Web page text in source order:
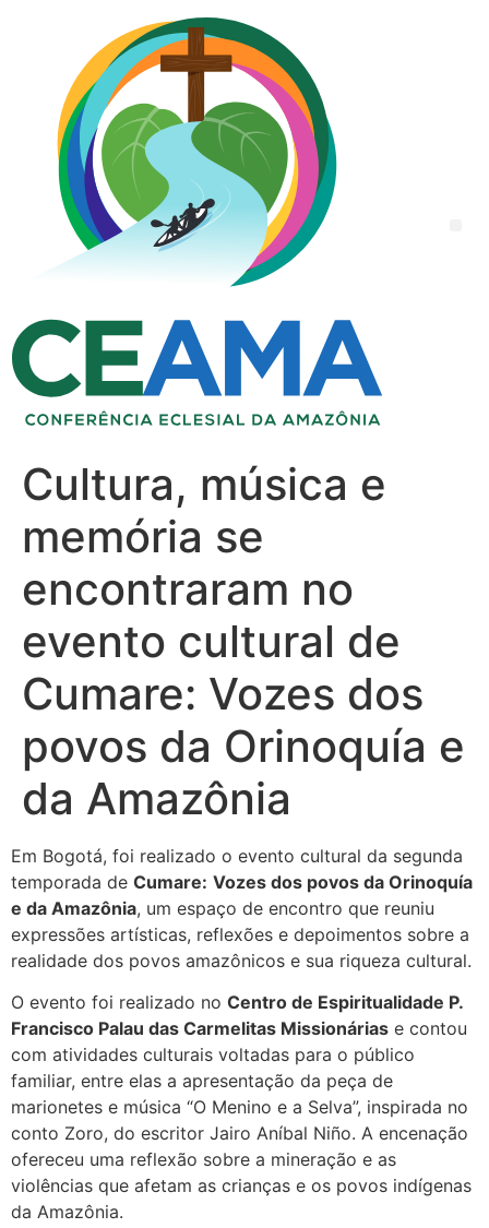
Cultura, música e
memória se
encontraram no
evento cultural de
Cumare: Vozes dos
povos da Orinoquía e
da Amazônia
Em Bogotá, foi realizado o evento cultural da segunda
temporada de Cumare: Vozes dos povos da Orinoquía
e da Amazônia, um espaço de encontro que reuniu
expressões artísticas, reflexões e depoimentos sobre a
realidade dos povos amazônicos e sua riqueza cultural.
O evento foi realizado no Centro de Espiritualidade P.
Francisco Palau das Carmelitas Missionárias e contou
com atividades culturais voltadas para o público
familiar, entre elas a apresentação da peça de
marionetes e música “O Menino e a Selva”, inspirada no
conto Zoro, do escritor Jairo Aníbal Niño. A encenação
ofereceu uma reflexão sobre a mineração e as
violências que afetam as crianças e os povos indígenas
da Amazônia.